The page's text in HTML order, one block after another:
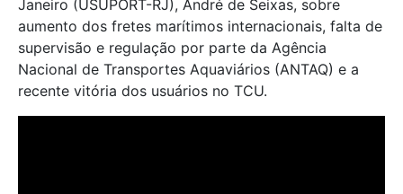
Janeiro (USUPORT-RJ), André de Seixas, sobre
aumento dos fretes marítimos internacionais, falta de
supervisão e regulação por parte da Agência
Nacional de Transportes Aquaviários (ANTAQ) e a
recente vitória dos usuários no TCU.